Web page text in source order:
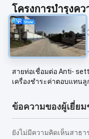
โครงการบํารุงค
อุตสาหกรรมผ่าตัด
#การแยกแยกสานเหล็กดั
สายท่อเชื่อมต่อ Anti-
เครื่องชําระค่าตอบแทนลู
ข้อความของผู้เยี่ย
ยังไม่มีความคิดเห็นสาธา